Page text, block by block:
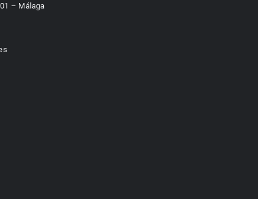
– Málaga